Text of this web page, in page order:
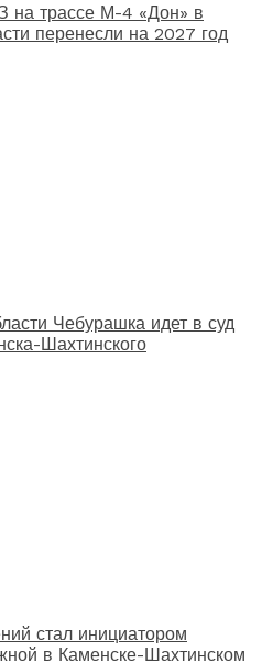
на трассе М-4 «Дон» в
перенесли на 2027 год
Чебурашка идет в суд
Шахтинского
стал инициатором
в Каменске-Шахтинском